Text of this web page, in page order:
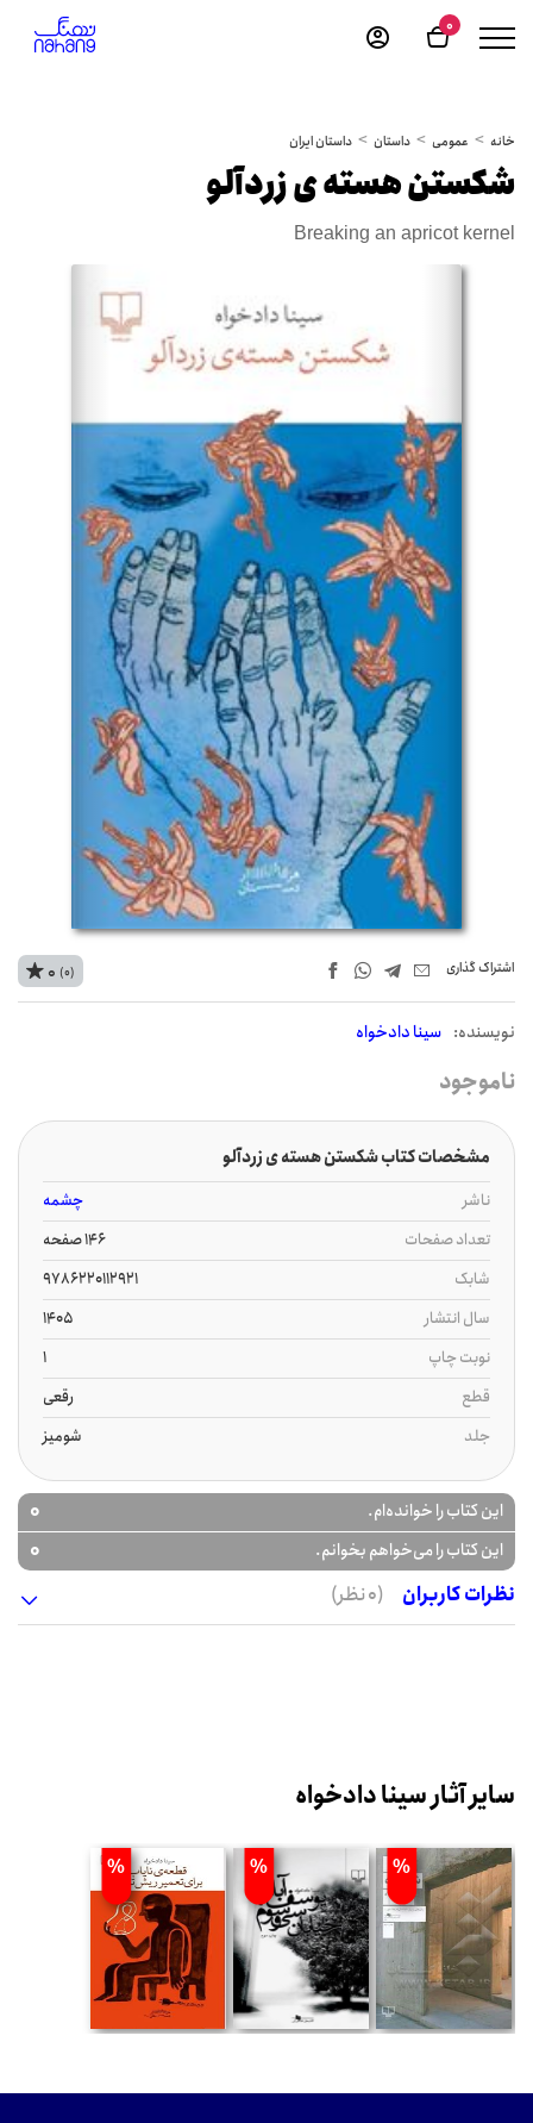
0
خانه عمومی داستان داستان ایران
شکستن هسته ی زردآلو
Breaking an apricot kernel
اشتراک‌ گذاری
نويسنده: سینا دادخواه
0 (0)
ناموجود
مشخصات کتاب شکستن هسته ی زردآلو
ناشر
چشمه
تعداد صفحات
146 صفحه
شابک
9786220112921
سال انتشار
1405
نوبت چاپ
1
قطع
رقعی
جلد
شومیز
این کتاب را خوانده‌ام. 0
این کتاب را می‌خواهم بخوانم.
0
نظرات کاربران
(0 نظر)
سایر آثار سینا دادخواه
%
%
%